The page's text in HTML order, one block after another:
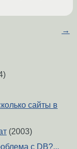
→
сайты в
(2003)
с DB?...